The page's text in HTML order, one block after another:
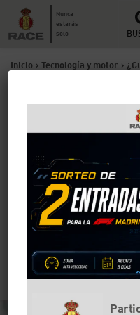
Nunca
estarás
solo
Inicio > Tecnología y motor >
¿Cuánto
copia de las
coche?
Existen distintos tipos
hacer una copia de
corresponda con el
que pagar un precio
euros hasta casi 400